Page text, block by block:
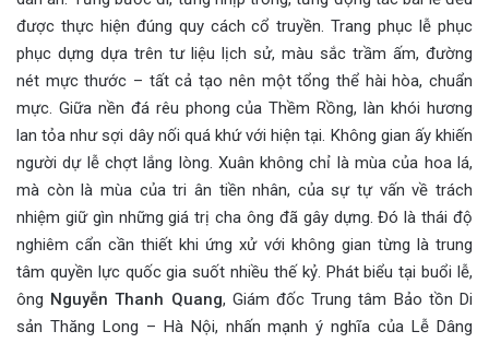
được thực hiện đúng quy cách cổ truyền. Trang phục lễ phục
phục dựng dựa trên tư liệu lịch sử, màu sắc trầm ấm, đường
nét mực thước – tất cả tạo nên một tổng thể hài hòa, chuẩn
mực. Giữa nền đá rêu phong của Thềm Rồng, làn khói hương
lan tỏa như sợi dây nối quá khứ với hiện tại. Không gian ấy khiến
người dự lễ chợt lắng lòng. Xuân không chỉ là mùa của hoa lá,
mà còn là mùa của tri ân tiền nhân, của sự tự vấn về trách
nhiệm giữ gìn những giá trị cha ông đã gây dựng. Đó là thái độ
nghiêm cẩn cần thiết khi ứng xử với không gian từng là trung
tâm quyền lực quốc gia suốt nhiều thế kỷ. Phát biểu tại buổi lễ,
ông Nguyễn Thanh Quang, Giám đốc Trung tâm Bảo tồn Di
sản Thăng Long – Hà Nội, nhấn mạnh ý nghĩa của Lễ Dâng